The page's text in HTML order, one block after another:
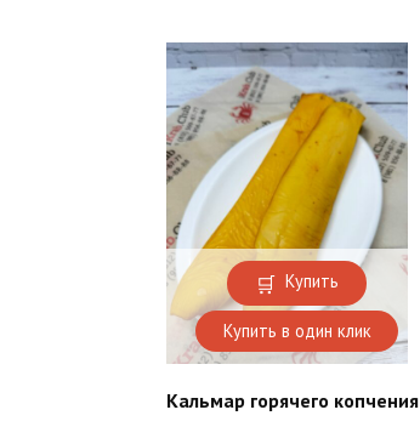
Купить
Купить в один клик
Кальмар горячего копчения